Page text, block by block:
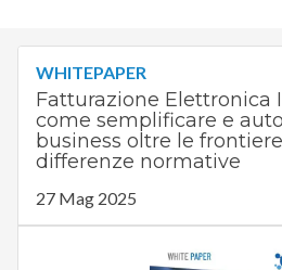
WHITEPAPER
Fatturazione Elettronica
come semplificare e
business oltre le
differenze normative
27 Mag 2025